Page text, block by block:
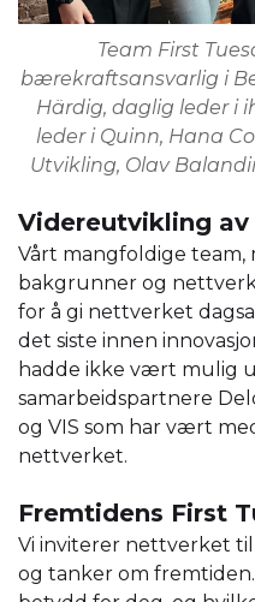
Team First
bærekraftsansvarlig i
Härdig, daglig leder i
leder i Quinn, Hana
Utvikling, Olav
Videreutvikling
Vårt mangfoldige team,
bakgrunner og
for å gi nettverket
det siste innen
hadde ikke vært mulig
samarbeidspartnere
og VIS som har vært
nettverket.
Fremtidens First
Vi inviterer nettverket
og tanker om